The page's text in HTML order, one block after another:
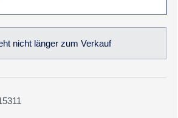
nicht länger zum Verkauf